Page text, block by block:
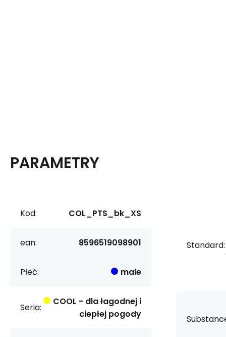
PARAMETRY
Kod: COL_PTS_bk_XS
ean: 8596519098901
Płeć: male
Seria:
COOL - dla łagodnej i
ciepłej pogody
Standard: